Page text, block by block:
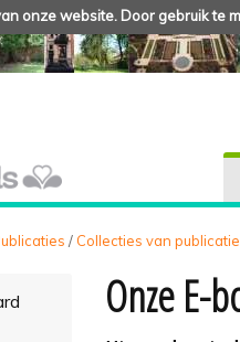
onze website. Door gebruik te
/ Collecties van
Onze E-